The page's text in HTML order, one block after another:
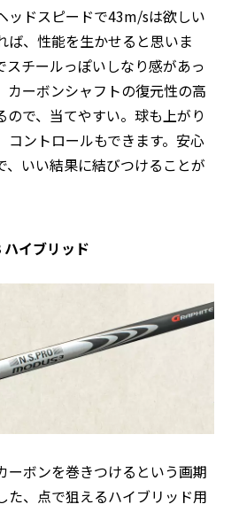
ッドスピードで43m/sは欲しい
ば、性能を生かせると思いま
スチールっぽいしなり感があっ
カーボンシャフトの復元性の高
ので、当てやすい。球も上がり
コントロールもできます。安心
、いい結果に結びつけることが
イブリッド
ーボンを巻きつけるという画期
た、点で狙えるハイブリッド用